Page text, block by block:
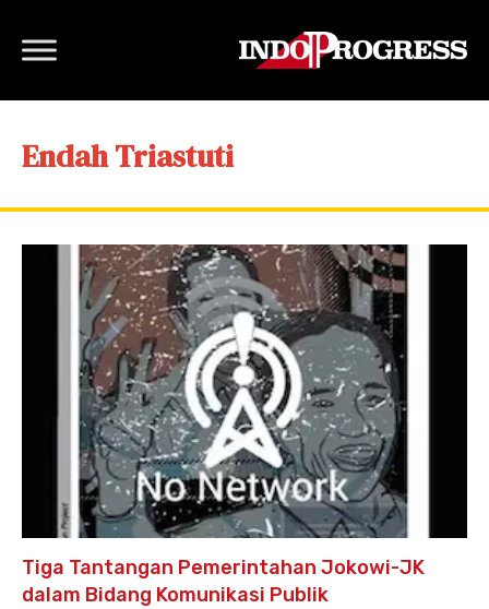
Endah Triastuti
Tiga Tantangan Pemerintahan Jokowi-JK
dalam Bidang Komunikasi Publik